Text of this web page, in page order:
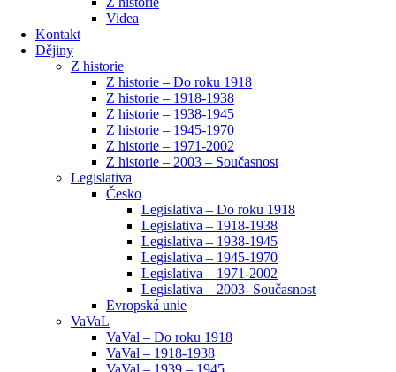
Videa
Kontakt
Dějiny
Z historie
Z historie – Do roku 1918
Z historie – 1918-1938
Z historie – 1938-1945
Z historie – 1945-1970
Z historie – 1971-2002
Z historie – 2003 – Současnost
Legislativa
Česko
Legislativa – Do roku 1918
Legislativa – 1918-1938
Legislativa – 1938-1945
Legislativa – 1945-1970
Legislativa – 1971-2002
Legislativa – 2003- Současnost
Evropská unie
VaVaL
VaVal – Do roku 1918
VaVal – 1918-1938
VaVal – 1939 – 1945